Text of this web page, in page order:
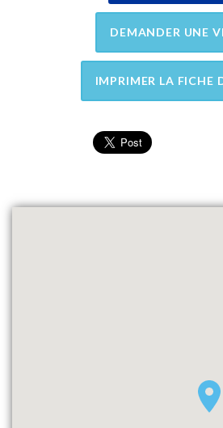
DEMANDER UNE
IMPRIMER LA FICHE